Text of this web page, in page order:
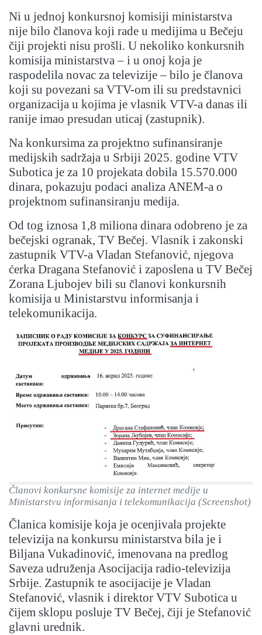
Ni u jednoj konkursnoj komisiji ministarstva
nije bilo članova koji rade u medijima u Bečeju
čiji projekti nisu prošli. U nekoliko konkursnih
komisija ministarstva – i u onoj koja je
raspodelila novac za televizije – bilo je članova
koji su povezani sa VTV-om ili su predstavnici
organizacija u kojima je vlasnik VTV-a danas ili
ranije imao presudan uticaj (zastupnik).
Na konkursima za projektno sufinansiranje
medijskih sadržaja u Srbiji 2025. godine VTV
Subotica je za 10 projekata dobila 15.570.000
dinara, pokazuju podaci analiza ANEM-a o
projektnom sufinansiranju medija.
Od tog iznosa 1,8 miliona dinara odobreno je za
bečejski ogranak, TV Bečej. Vlasnik i zakonski
zastupnik VTV-a Vladan Stefanović, njegova
ćerka Dragana Stefanović i zaposlena u TV Bečej
Zorana Ljubojev bili su članovi konkursnih
komisija u Ministarstvu informisanja i
telekomunikacija.
Članovi konkursne komisije za internet medije u
Ministarstvu informisanja i telekomunikacija (Screenshot)
Članica komisije koja je ocenjivala projekte
televizija na konkursu ministarstva bila je i
Biljana Vukadinović, imenovana na predlog
Saveza udruženja Asocijacija radio-televizija
Srbije. Zastupnik te asocijacije je Vladan
Stefanović, vlasnik i direktor VTV Subotica u
čijem sklopu posluje TV Bečej, čiji je Stefanović
glavni urednik.